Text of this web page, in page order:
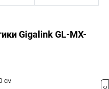
Gigalink GL-MX-
см